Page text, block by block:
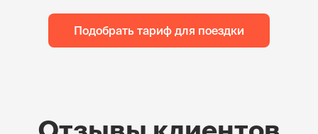
Подобрать тариф для поездки